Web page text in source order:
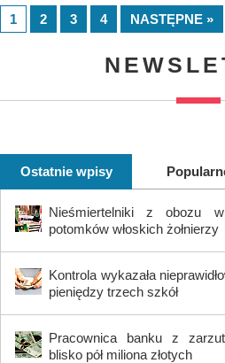
1 2 3 4 NASTĘPNE »
Ostatnie wpisy
Nieśmiertelniki z obozu
potomków włoskich żołnierzy
Kontrola wykazała
pieniędzy trzech szkół
Pracownica banku z
blisko pół miliona złotych